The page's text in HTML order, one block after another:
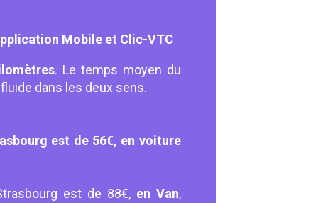
Mobile et Clic-VTC
. Le temps moyen du
dans les deux sens.
est de 56€, en voiture
est de 88€, en Van,